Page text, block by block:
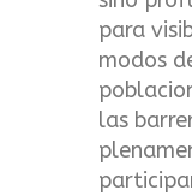
para
modos
las